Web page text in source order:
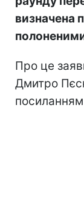
визначена
Про це
Дмитро